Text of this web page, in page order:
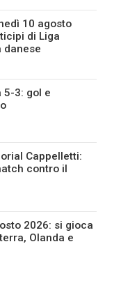
10 agosto
di Liga
danese
5-3: gol e
Cappelletti:
contro il
2026: si gioca
Olanda e